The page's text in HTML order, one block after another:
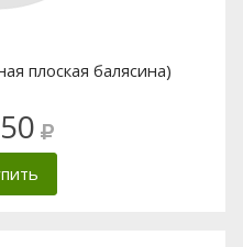
плоская балясина)